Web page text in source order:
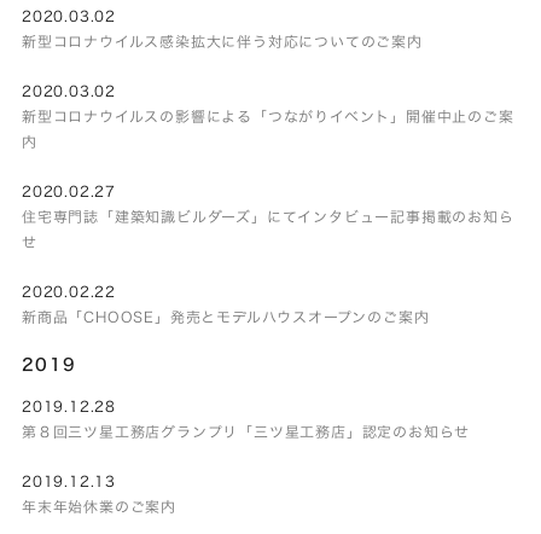
2020.03.02
新型コロナウイルス感染拡大に伴う対応についてのご案内
2020.03.02
新型コロナウイルスの影響による「つながりイベント」開催中止のご案
内
2020.02.27
住宅専門誌「建築知識ビルダーズ」にてインタビュー記事掲載のお知ら
せ
2020.02.22
新商品「CHOOSE」発売とモデルハウスオープンのご案内
2019
2019.12.28
第８回三ツ星工務店グランプリ「三ツ星工務店」認定のお知らせ
2019.12.13
年末年始休業のご案内